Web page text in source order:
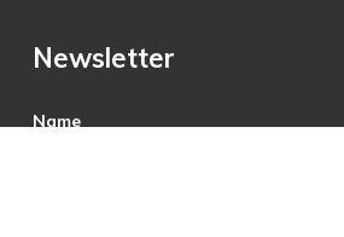
Newsletter
Name